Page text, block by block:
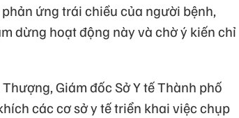
ứng trái chiều của người bệnh,
dừng hoạt động này và chờ ý kiến chỉ
Giám đốc Sở Y tế Thành phố
các cơ sở y tế triển khai việc chụp